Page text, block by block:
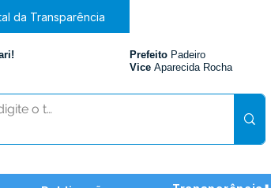
da Transparência
Prefeito Padeiro
Vice Aparecida Rocha